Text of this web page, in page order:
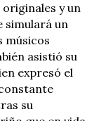
y un
simulará un
músicos
asistió su
expresó el
su